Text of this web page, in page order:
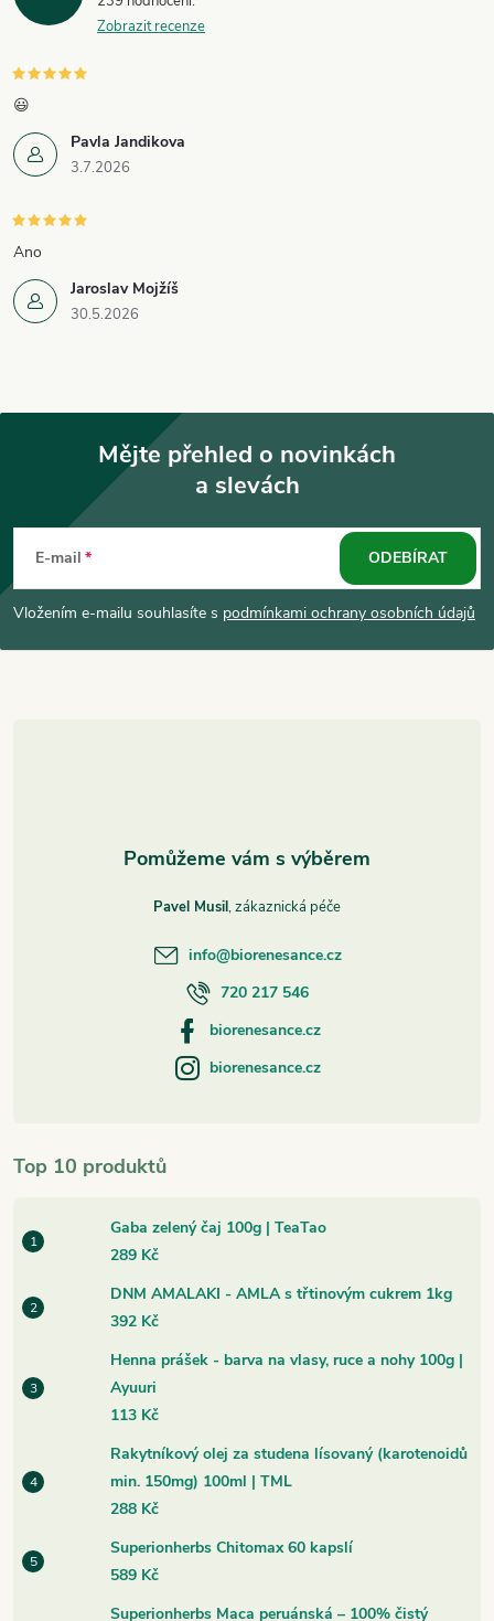
u
Zobrazit recenze
Pavla Jandikova
3.7.2026
😃
Jaroslav Mojžíš
30.5.2026
Ano
p
Mějte přehled o novinkách
a slevách
E-mail
Vložením e-mailu souhlasíte s podmínkami ochrany osobních údajů
ODEBÍRAT
Top 10 produktů
Gaba zelený čaj 100g | TeaTao
289 Kč
DNM AMALAKI - AMLA s třtinovým cukrem 1kg
392 Kč
Henna prášek - barva na vlasy, ruce a nohy 100g |
Ayuuri
113 Kč
Rakytníkový olej za studena lísovaný (karotenoidů
min. 150mg) 100ml | TML
288 Kč
Superionherbs Chitomax 60 kapslí
589 Kč
Superionherbs Maca peruánská – 100% čistý
Pavel Musil
info@biorenesance.cz
720 217 546
biorenesance.cz
biorenesance.cz